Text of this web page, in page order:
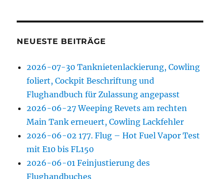
NEUESTE BEITRÄGE
2026-07-30 Tanknietenlackierung, Cowling
foliert, Cockpit Beschriftung und
Flughandbuch für Zulassung angepasst
2026-06-27 Weeping Revets am rechten
Main Tank erneuert, Cowling Lackfehler
2026-06-02 177. Flug – Hot Fuel Vapor Test
mit E10 bis FL150
2026-06-01 Feinjustierung des
Flughandbuches